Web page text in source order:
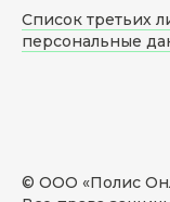
© ООО «Полис
Список третьих
персональные